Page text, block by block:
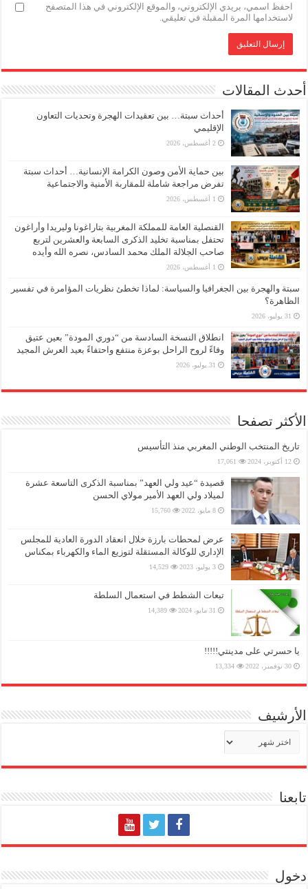
احفظ اسمي، بريدي الإلكتروني، والموقع الإلكتروني في هذا المتصفح
لاستخدامها المرة المقبلة في تعليقي.
أحدث المقالات
أحداث سبتة… بين تعقيدات الهجرة وتحديات التعاون
الإقليمي
2 أغسطس، 2026
بين حماية الأمن وصون الكرامة الإنسانية… أحداث سبتة
تفرض مراجعة شاملة للمقاربة الأمنية والاجتماعية
1 أغسطس، 2026
القنصلية العامة للمملكة المغربية بتاراغونا وليريدا وأراغون
تحتفل بمناسبة تخليد الذكرى السابعة والعشرين لتربع
صاحب الجلالة الملك محمد السادس، نصره الله وأيده
1 أغسطس، 2026
سبتة والهجرة بين الجغرافيا والسياسة: لماذا تخطئ نظريات المؤامرة في تفسير
الظاهرة؟
31 يوليو، 2026
انطلاق النسخة السادسة من “دوري المودة” بعين عتيق
وفاءً لروح الراحل بوعزة منتفع واحتفاءً بعيد العرش المجيد
31 يوليو، 2026
الأكثر تصفحا
تاريخ المنتخب الوطني المغربي منذ التأسيس
12 أكتوبر، 2024 17,061
قصيدة “عيد ولي العهد” بمناسبة الذكرى التاسعة عشرة
لميلاد ولي العهد الأمير مولاي الحسن
8 مايو، 2022 15,760
عرض لمحطات بارزة خلال انعقاد الدورة العادية للمجلس
الإداري للوكالة المستقلة لتوزيع الماء والكهرباء بمكناس
3 يوليو، 2023 14,529
تبعات الشطط في استعمال السلطة
31 مايو، 2024 14,389
يا حسرتي على مدينتي!!!!!
30 نوفمبر، 2022 13,334
الأرشيف
تابعنا
دخول